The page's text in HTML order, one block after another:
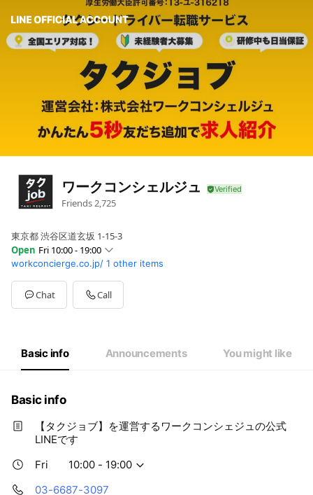
ワークコンシェルジュ
Friends2,725
東京都 渋谷区道玄坂 1-15-3
Open Fri 10:00 - 19:00
Sun10:00 - 19:00
Mon10:00 - 19:00
Tue10:00 - 19:00
Wed10:00 - 19:00
10:00 - 19:00
workconcierge.co.jp/ 1 other items
Chat Call
Basic info Announcements You might like
Basic info
【タクジョブ】を運営するワークコンシェジュの公式
LINEです
Fri
10:00 - 19:00
03-6687-3097